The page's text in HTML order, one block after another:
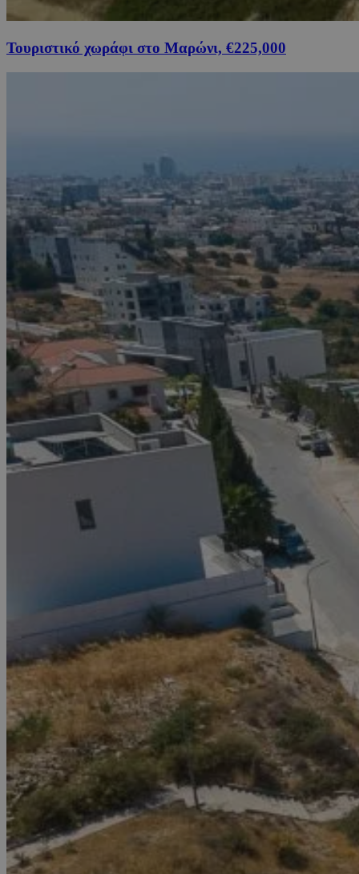
Τουριστικό χωράφι στο Μαρώνι, €225,000